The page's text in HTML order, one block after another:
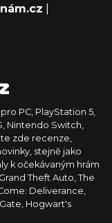
PC, PlayStation 5,
Nintendo Switch,
zde recenze,
stejně jako
k očekávaným hrám
Theft Auto, The
Deliverance,
Hogwart's